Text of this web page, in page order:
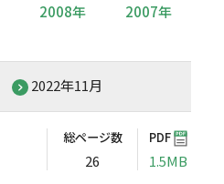
2008年 2007年
2022年11月
総ページ数
26
PDF
1.5MB